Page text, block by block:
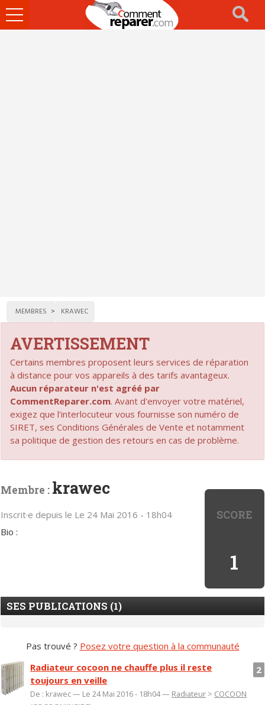
Ouvrir
le
MEMBRES KRAWEC
AVERTISSEMENT
Certains membres proposent leurs services de réparation
à distance pour vos appareils à des tarifs avantageux.
Aucun réparateur n'est agréé par
CommentReparer.com. Avant d'envoyer votre matériel,
exigez que l'interlocuteur vous fournisse son numéro de
SIRET, ses Conditions Générales de Vente et notamment
sa politique de gestion des retours en cas de problème.
SCORE
1
Membre : krawec
Inscrit·e depuis le Le 24 Mai 2016 - 18h04
Bio :
SES PUBLICATIONS (1)
Pas trouvé ? Posez votre question à la communauté
2
Radiateur cocoon ne chauffe plus il reste
toujours en veille
De : krawec — Le 24 Mai 2016 - 18h04 — Radiateur > COCOON